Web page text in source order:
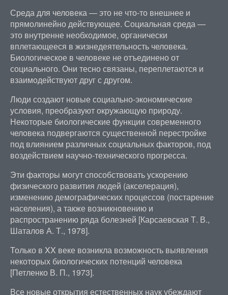
Среда для человека — это не что-то внешнее и
прямолинейно действующее. Социальная среда —
это внутренне необходимое, органически
вплетающееся в жизнедеятельность человека.
Биологическое в человеке не отъединено от
социального. Они тесно связаны, переплетаются и
взаимодействуют друг с другом.
Люди создают новые социально-экономические
условия, преобразуют окружающую природу.
Некоторые биологические функции современного
человека подвергаются существенной перестройке
под влиянием различных социальных факторов, под
воздействием научно-технического прогресса.
Эти факторы могут способствовать ускорению
физического развития людей (акселерация),
изменению демографических процессов (постарение
населения), а также возникновению и
распространению ряда болезней [Карсаевская Т. В.,
Шаталов А. Т., 1978].
Только в XX веке возникла возможность выявления
некоторых биологических потенций человека
[Петленко В. П., 1973].
Все новые открытия естественных наук убеждают